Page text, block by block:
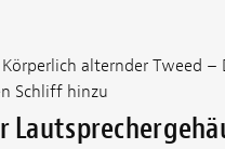
alternder Tweed
Schliff hinzu